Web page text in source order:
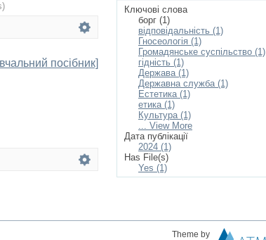
посібник]
Ключові слова
борг (1)
відповідальність (1)
Гносеологія (1)
Громадянське суспільство (1)
гідність (1)
Держава (1)
Державна служба (1)
Естетика (1)
етика (1)
Культура (1)
... View More
Дата публікації
2024 (1)
Has File(s)
Yes (1)
Theme by